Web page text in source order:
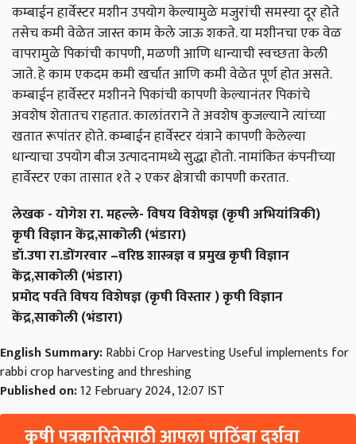
कम्बाईन हार्वेस्टर मशीन उपयोग केल्यामुळे मजुरांची समस्या दूर होते
तसेच कमी वेळेत जास्त काम केले जाऊ शकते. या मशीनचा एक वेळ
वापरामुळे पिकांची कापणी, मळणी आणि धान्याची स्वच्छता केली
जाते. हे काम एकदम कमी खर्चात आणि कमी वेळेत पूर्ण होत असते.
कम्बाईन हार्वेस्टर मशीनने पिकांची कापणी केल्यानंतर पिकांचे
अवशेष शेतातच राहतात. कालांतराने ते अवशेष कुजल्याने त्यांच्या
खतात रूपांतर होते. कम्बाईन हार्वेस्टर यंत्राने कापणी केलेल्या
धान्याचा उपयोग बीज उत्पादनामध्ये सुद्धा होतो. नामांकित कंपनीच्या
हार्वेस्टर एका तासात १ते २ एकर क्षेत्राची कापणी करतात.
लेखक - योगेश रा. महल्ले- विषय विशेषज्ञ (कृषी अभियांत्रिकी)
कृषी विज्ञान केंद्र,साकोली (भंडारा)
डॉ.उषा रा.डोंगरवार –वरिष्ठ शास्त्रज्ञ व प्रमुख कृषी विज्ञान
केंद्र,साकोली (भंडारा)
प्रमोद पर्वते विषय विशेषज्ञ (कृषी विस्तार ) कृषी विज्ञान
केंद्र,साकोली (भंडारा)
English Summary:Rabbi Crop Harvesting Useful implements for
rabbi crop harvesting and threshing
Published on:12 February 2024, 12:07 IST
कृषी पत्रकारितेसाठी आपला पाठिंबा दर्शवा